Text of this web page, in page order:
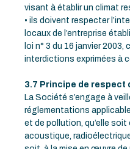
visant à établir un climat
• ils doivent respecter
locaux de l’entreprise
loi n° 3 du 16 janvier
interdictions exprimées à
3.7 Principe de respect
La Société s’engage à
réglementations
et de pollution, qu’elle soit
acoustique,